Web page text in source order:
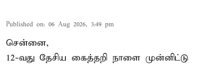
Published on: 06 Aug 2026, 3:49 pm
சென்னை,
12-வது தேசிய கைத்தறி நாளை முன்னிட்டு